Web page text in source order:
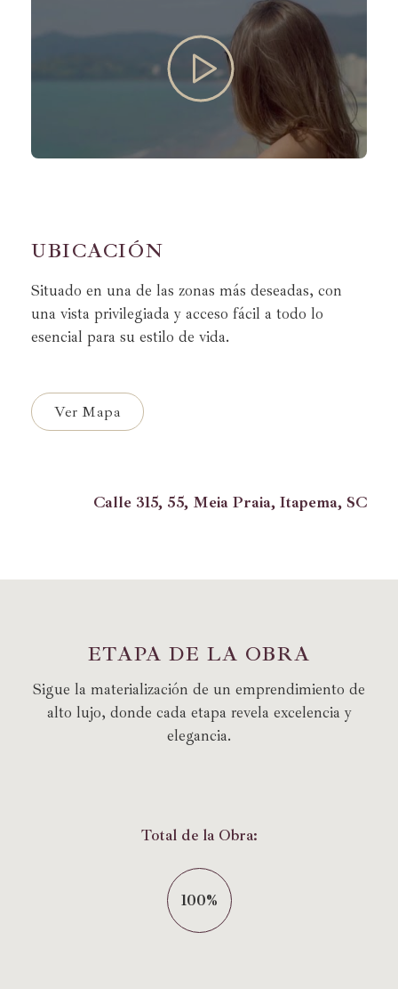
UBICACIÓN
Situado en una de las zonas más deseadas, con
una vista privilegiada y acceso fácil a todo lo
esencial para su estilo de vida.
Ver Mapa
Calle 315, 55, Meia Praia, Itapema, SC
ETAPA DE LA OBRA
Sigue la materialización de un emprendimiento de
alto lujo, donde cada etapa revela excelencia y
elegancia.
Total de la Obra:
100%